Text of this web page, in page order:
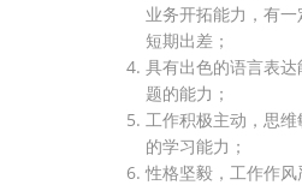
业务开拓能力，有
短期出差；
具有出色的语言表
题的能力；
工作积极主动，思
的学习能力；
性格坚毅，工作作风